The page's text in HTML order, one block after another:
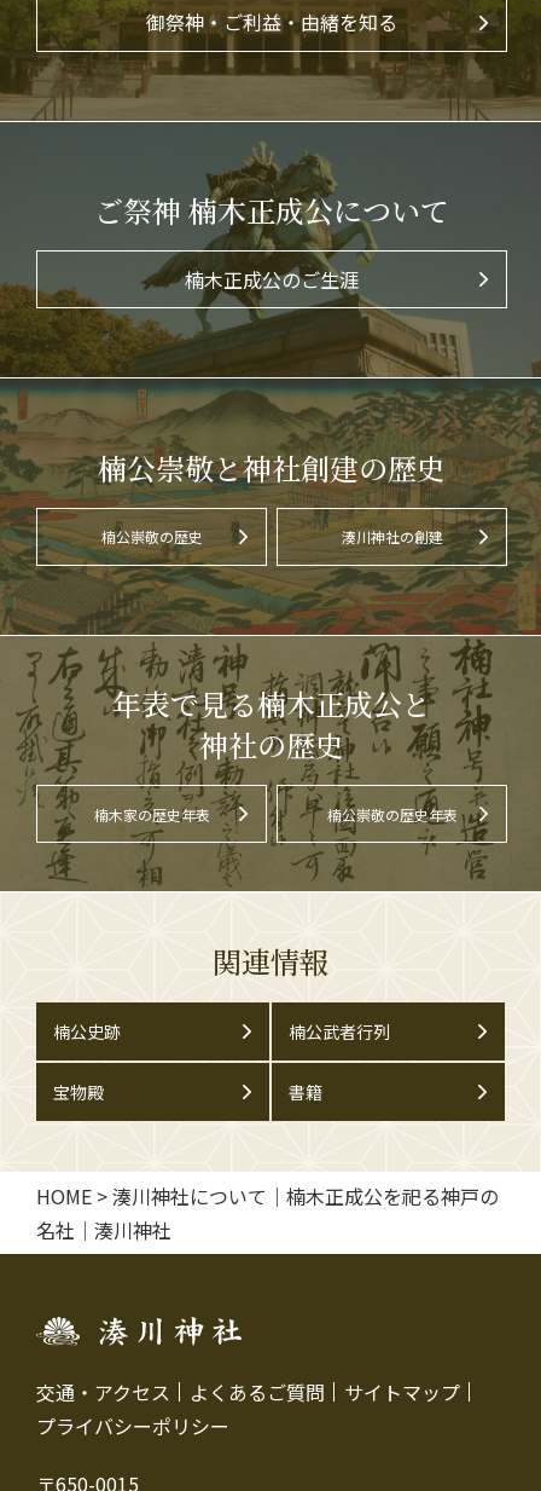
御祭神・ご利益・由緒を知る
ご祭神 楠木正成公について
楠木正成公のご生涯
楠公崇敬と神社創建の歴史
楠公崇敬の歴史 湊川神社の創建
年表で見る楠木正成公と
神社の歴史
楠木家の歴史年表 楠公崇敬の歴史年表
関連情報
楠公史跡 楠公武者行列
宝物殿 書籍
HOME >湊川神社について｜楠木正成公を祀る神戸の
名社｜湊川神社
交通・アクセス よくあるご質問
サイトマップ
プライバシーポリシー
〒650-0015